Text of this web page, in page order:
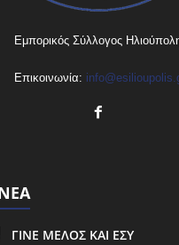
Εμπορικός Σύλλογος
Επικοινωνία:
ΓΙΝΕ ΜΕΛΟΣ ΚΑΙ ΕΣΥ